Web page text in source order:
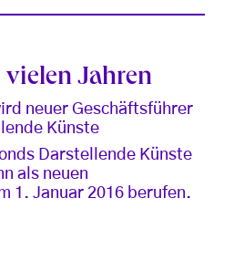
vielen Jahren
neuer Geschäftsführer
Künste
Darstellende Künste
als neuen
1. Januar 2016 berufen.